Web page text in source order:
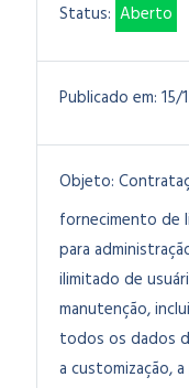
Status: Aberto
Publicado em: 15/
Objeto:
fornecimento de
para
ilimitado de
manutenção,
todos os dados
a customização,